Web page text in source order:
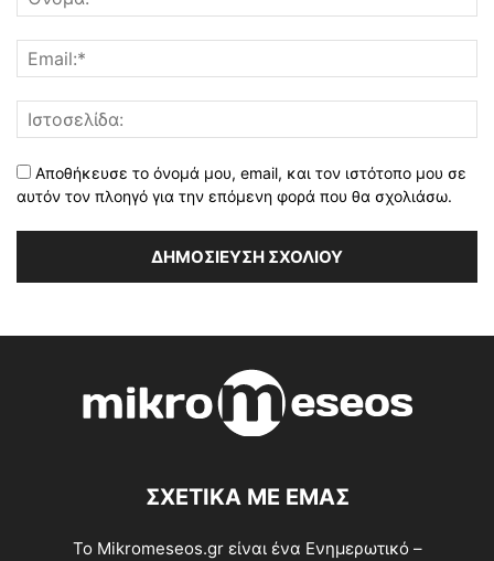
Αποθήκευσε το όνομά μου, email, και τον ιστότοπο μου σε
αυτόν τον πλοηγό για την επόμενη φορά που θα σχολιάσω.
ΣΧΕΤΙΚΑ ΜΕ ΕΜΑΣ
Το Mikromeseos.gr είναι ένα Ενημερωτικό –